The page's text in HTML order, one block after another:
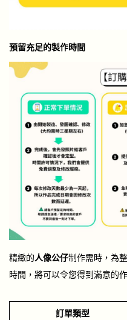
預留充足的製作時間
精緻的人像公仔制作需時，為
時間，將可以令您得到滿意的
訂單類型